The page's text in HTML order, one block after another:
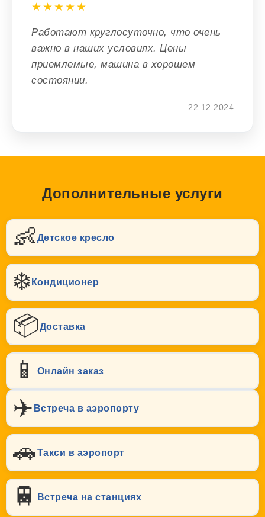
★★★★★
Работают круглосуточно, что очень
важно в наших условиях. Цены
приемлемые, машина в хорошем
состоянии.
22.12.2024
Дополнительные услуги
👶Детское кресло
❄️ Кондиционер
📦Доставка
📱 Онлайн заказ
✈️ Встреча в аэропорту
🚗Такси в аэропорт
🚆 Встреча на станциях